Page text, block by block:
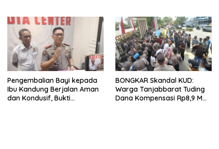
Pengembalian Bayi kepada
Ibu Kandung Berjalan Aman
dan Kondusif, Bukti
BONGKAR Skandal KUD:
Warga Tanjabbarat Tuding
Dana Kompensasi Rp8,9 M